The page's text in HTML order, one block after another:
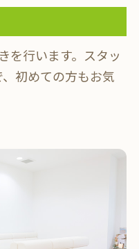
行います。 スタッ
初めての方もお気